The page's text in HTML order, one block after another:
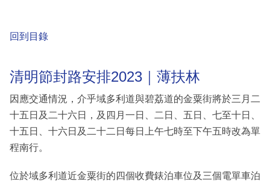
回到目錄
清明節封路安排2023｜薄扶林
因應交通情況，介乎域多利道與碧荔道的金粟街將於三月二
十五日及二十六日，及四月一日、二日、五日、七至十日、
十五日、十六日及二十二日每日上午七時至下午五時改為單
程南行。
位於域多利道近金粟街的四個收費錶泊車位及三個電單車泊